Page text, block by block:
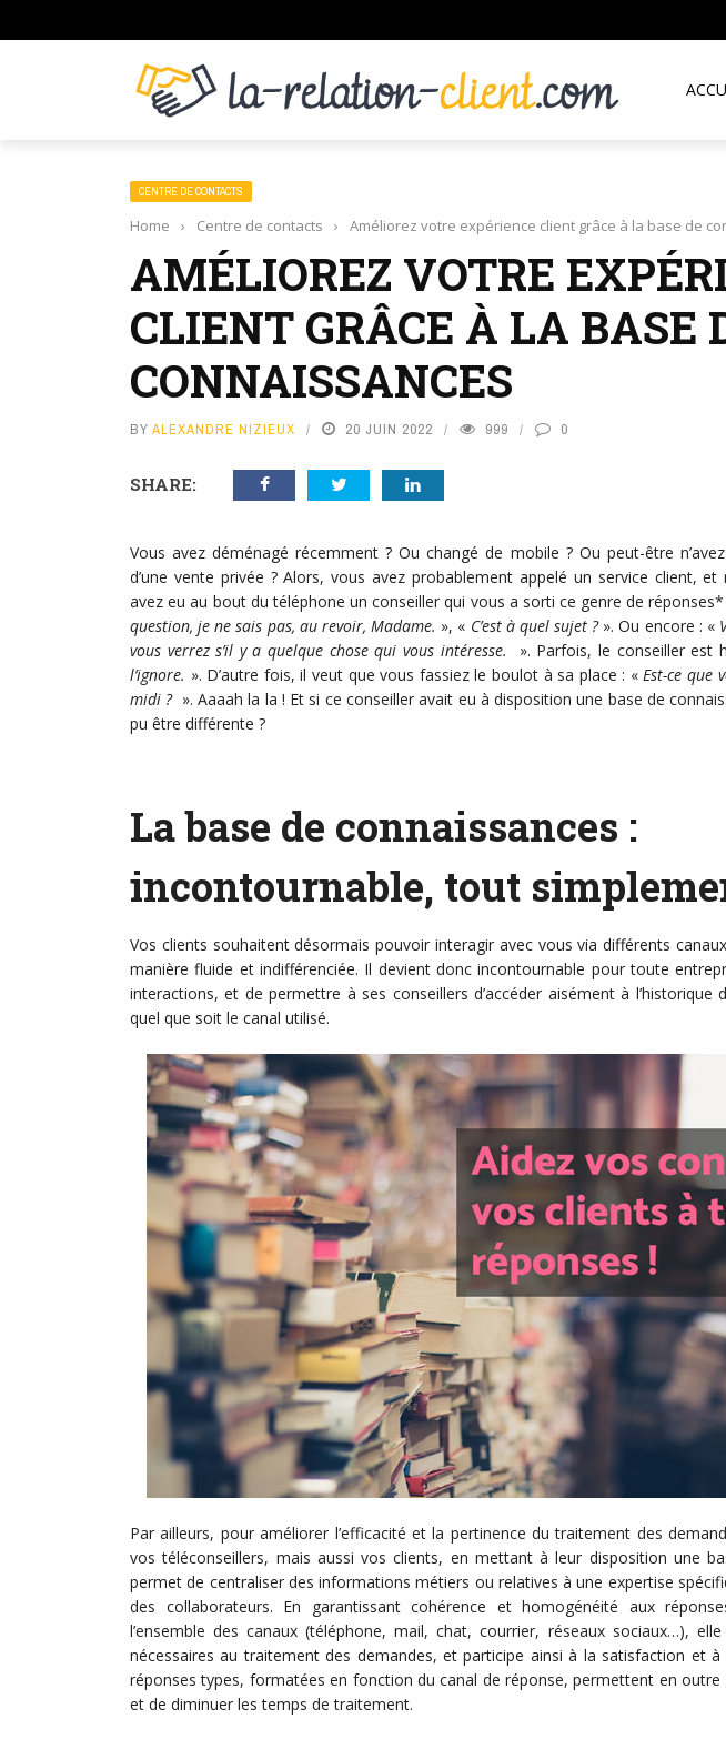
CENTRE DE CONTACTS
Home › Centre de contacts › Améliorez votre expérience client grâce à la base de
AMÉLIOREZ VOTRE
CLIENT GRÂCE À LA BASE
CONNAISSANCES
BY ALEXANDRE NIZIEUX 20 JUIN 2022 999 0
SHARE:
Vous avez déménagé récemment ? Ou changé de mobile ? Ou peut-être
d’une vente privée ? Alors, vous avez probablement appelé un service client,
avez eu au bout du téléphone un conseiller qui vous a sorti ce genre de réponses*
question, je ne sais pas, au revoir, Madame. », « C’est à quel sujet ?». Ou encore : «
vous verrez s’il y a quelque chose qui vous intéresse.
». Parfois, le conseiller est
l’ignore. ». D’autre fois, il veut que vous fassiez le boulot à sa place : «Est-ce que
midi ?». Aaaah la la ! Et si ce conseiller avait eu à disposition une base de
pu être différente ?
La base de connaissances :
incontournable, tout
Vos clients souhaitent désormais pouvoir interagir avec vous via différents
manière fluide et indifférenciée. Il devient donc incontournable pour toute
interactions, et de permettre à ses conseillers d’accéder aisément à l’historique
quel que soit le canal utilisé.
Par ailleurs, pour améliorer l’efficacité et la pertinence du traitement des
vos téléconseillers, mais aussi vos clients, en mettant à leur disposition une
permet de centraliser des informations métiers ou relatives à une expertise
des collaborateurs. En garantissant cohérence et homogénéité aux
l’ensemble des canaux (téléphone, mail, chat, courrier, réseaux sociaux…),
nécessaires au traitement des demandes, et participe ainsi à la satisfaction et
réponses types, formatées en fonction du canal de réponse, permettent en outre
et de diminuer les temps de traitement.